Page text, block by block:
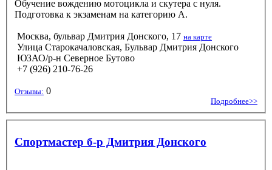
Обучение вождению мотоцикла и скутера с нуля.
Подготовка к экзаменам на категорию А.
Москва, бульвар Дмитрия Донского, 17 на карте
Улица Старокачаловская, Бульвар Дмитрия Донского
ЮЗАО/р-н Северное Бутово
+7 (926) 210-76-26
Отзывы: 0
Подробнее>>
Спортмастер б-р Дмитрия Донского